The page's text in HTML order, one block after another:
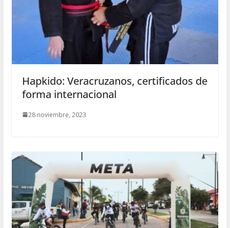
Hapkido: Veracruzanos, certificados de
forma internacional
28 noviembre, 2023